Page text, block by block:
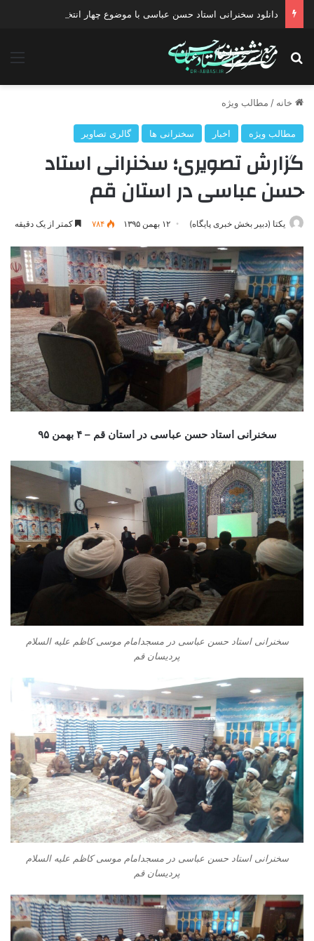
دانلود سخنرانی استاد حسن عباسی با موضوع چهار انتخاب ۱۴۰۰
جستجو برای
خانه / مطالب ویژه
مطالب ویژه اخبار سخنرانی ها گالری تصاویر
گزارش تصویری؛ سخنرانی استاد
حسن عباسی در استان قم
یکتا (دبیر بخش خبری پایگاه) ۱۲ بهمن ۱۳۹۵ ۷۸۴ کمتر از یک دقیقه
سخنرانی استاد حسن عباسی در استان قم – ۴ بهمن ۹۵
سخنرانی استاد حسن عباسی در مسجدامام موسی کاظم علیه السلام
پردیسان قم
سخنرانی استاد حسن عباسی در مسجدامام موسی کاظم علیه السلام
پردیسان قم